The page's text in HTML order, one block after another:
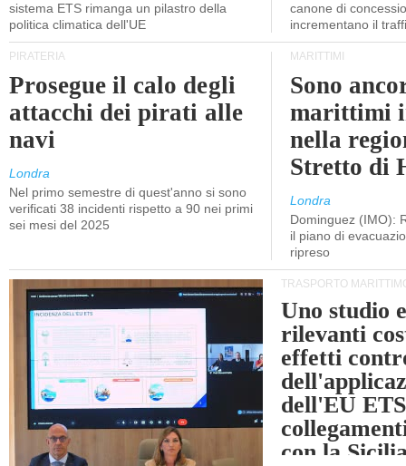
sistema ETS rimanga un pilastro della
politica climatica dell'UE
canone di
incrementano il
PIRATERIA
Prosegue il calo degli
attacchi dei pirati alle
navi
Londra
Nel primo semestre di quest'anno si sono
verificati 38 incidenti rispetto a 90 nei primi
sei mesi del 2025
MARITTIMI
Sono
marittimi
nella
Stretto di
Londra
Dominguez (IMO):
il piano di
ripreso
TRASPORTO
Uno studio
rilevanti
effetti
dell'EU
con la